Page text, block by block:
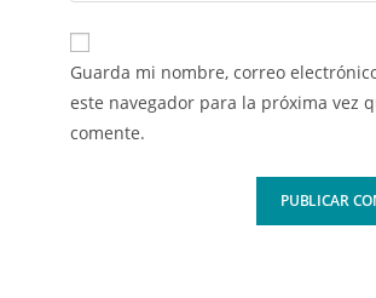
Guarda mi nombre, correo
este navegador para la próxima vez
comente.